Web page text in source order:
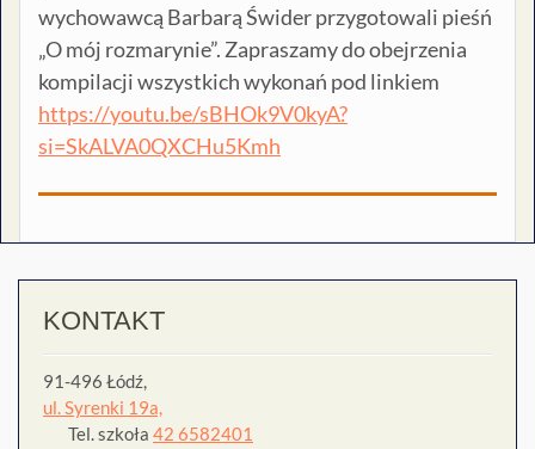
wychowawcą Barbarą Świder przygotowali pieśń
„O mój rozmarynie”. Zapraszamy do obejrzenia
kompilacji wszystkich wykonań pod linkiem
https://youtu.be/sBHOk9V0kyA?
si=SkALVA0QXCHu5Kmh
KONTAKT
91-496 Łódź,
ul. Syrenki 19a,
Tel. szkoła 42 6582401